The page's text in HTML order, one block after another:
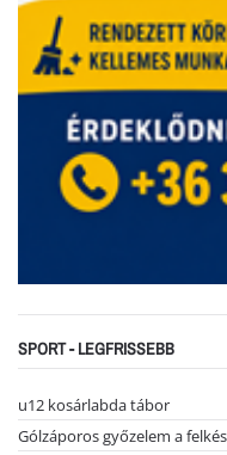
SPORT - LEGFRISSEBB
u12 kosárlabda tábor
Gólzáporos győzelem a